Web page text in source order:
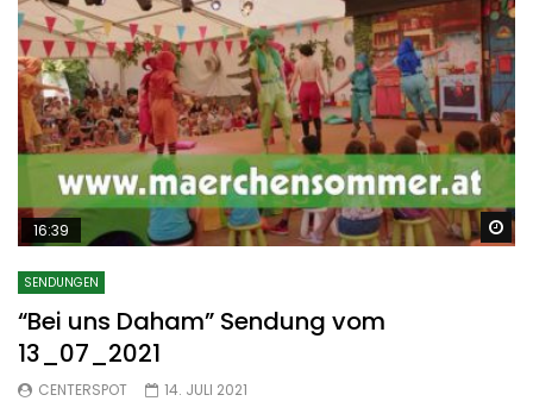
16:39
SENDUNGEN
“Bei uns Daham” Sendung vom
13_07_2021
CENTERSPOT 14. JULI 2021